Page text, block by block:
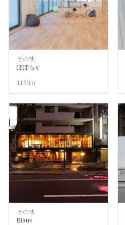
その他
ぽぽらす
1133m
その他
Blank